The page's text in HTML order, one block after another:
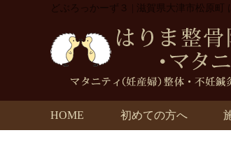
どぶろっかーず３ | 滋賀県大津市松原町
HOME 初めての方へ